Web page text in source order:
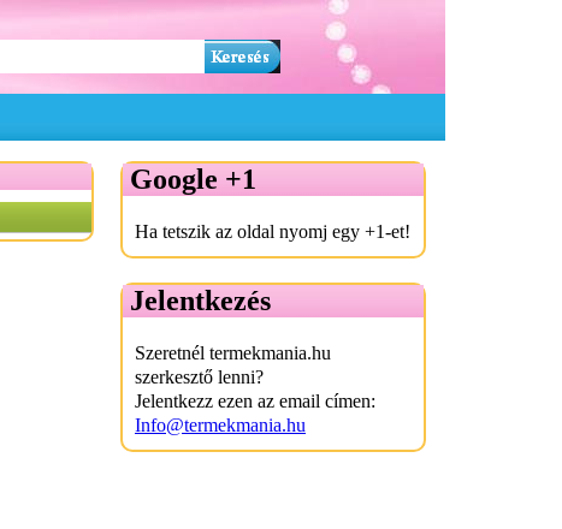
Google +1
Ha tetszik az oldal nyomj egy +1-et!
Jelentkezés
Szeretnél termekmania.hu
szerkesztő lenni?
Jelentkezz ezen az email címen:
Info@termekmania.hu